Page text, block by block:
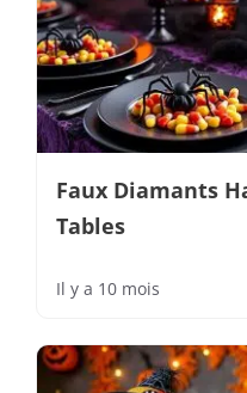
Faux Diamants
Tables
Il y a 10 mois